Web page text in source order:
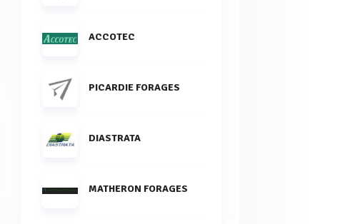
ACCOTEC
PICARDIE FORAGES
DIASTRATA
MATHERON FORAGES